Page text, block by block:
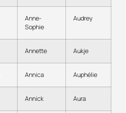
Anne-
Sophie
Audrey
Annette Aukje
Annica Auphélie
Annick Aura